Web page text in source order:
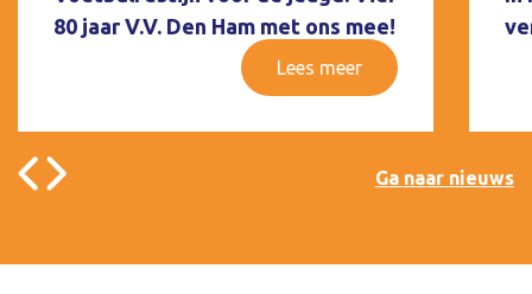
80 jaar V.V. Den Ham met ons mee!
Lees meer
Ga naar nieuws